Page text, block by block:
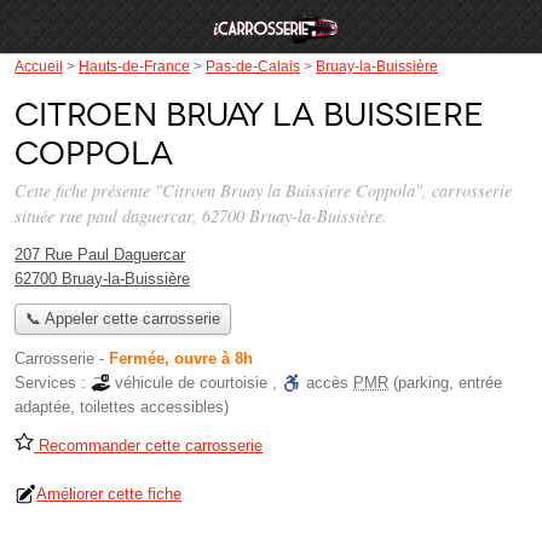
Accueil > Hauts-de-France > Pas-de-Calais > Bruay-la-Buissière
Citroen Bruay la Buissiere
Coppola
Cette fiche présente "Citroen Bruay la Buissiere Coppola", carrosserie
située rue paul daguercar, 62700 Bruay-la-Buissière.
207 Rue Paul Daguercar
62700 Bruay-la-Buissière
📞 Appeler cette carrosserie
Carrosserie - Fermée, ouvre à 8h
Services :
véhicule de courtoisie , accès PMR (parking, entrée
adaptée, toilettes accessibles)
Recommander cette carrosserie
Améliorer cette fiche